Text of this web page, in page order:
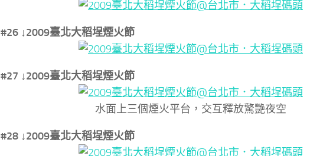
#26 ↓2009臺北大稻埕煙火節
#27 ↓2009臺北大稻埕煙火節
水面上三個煙火平台，交互釋放驚艷夜空
#28 ↓2009臺北大稻埕煙火節